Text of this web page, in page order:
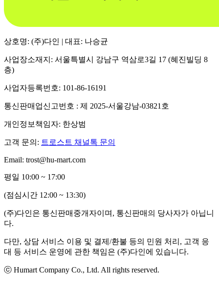
상호명: (주)다인 | 대표: 나승균
사업장소재지: 서울특별시 강남구 역삼로3길 17 (혜진빌딩 8
층)
사업자등록번호: 101-86-16191
통신판매업신고번호 : 제 2025-서울강남-03821호
개인정보책임자: 한상범
고객 문의: 트로스트 채널톡 문의
Email: trost@hu-mart.com
평일 10:00 ~ 17:00
(점심시간 12:00 ~ 13:30)
(주)다인은 통신판매중개자이며, 통신판매의 당사자가 아닙니
다.
다만, 상담 서비스 이용 및 결제/환불 등의 민원 처리, 고객 응
대 등 서비스 운영에 관한 책임은 (주)다인에 있습니다.
ⓒ Humart Company Co., Ltd. All rights reserved.